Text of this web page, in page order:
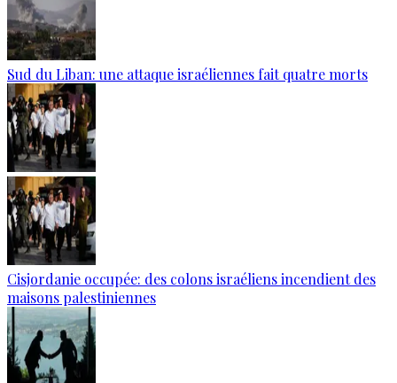
Sud du Liban: une attaque israéliennes fait quatre morts
Cisjordanie occupée: des colons israéliens incendient des
maisons palestiniennes